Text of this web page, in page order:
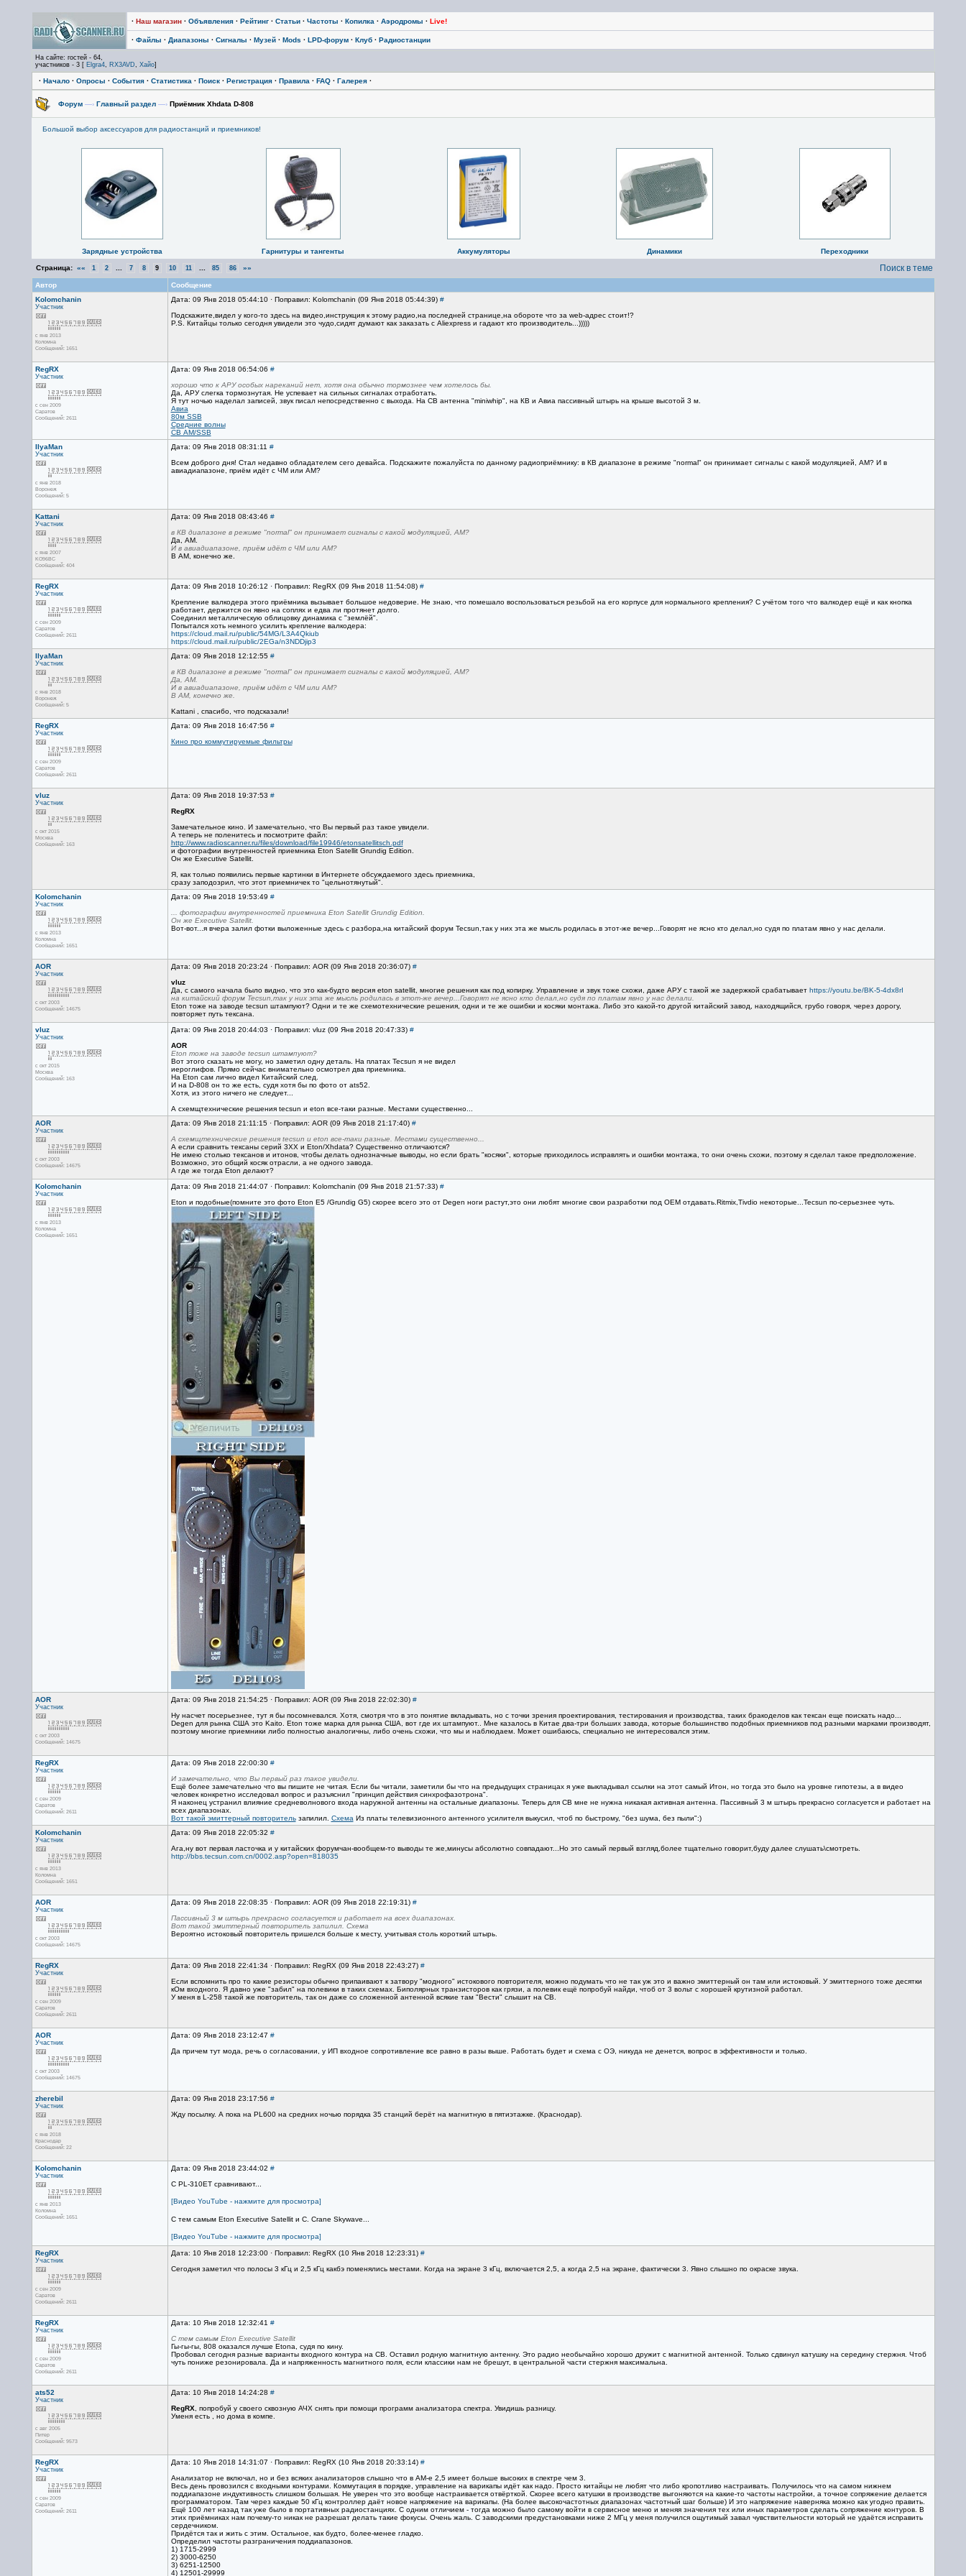
· Наш магазин· Объявления· Рейтинг· Статьи· Частоты · Копилка · Аэродромы · Live!
· Файлы · Диапазоны · Сигналы · Музей· Mods · LPD-форум· Клуб· Радиостанции
На сайте: гостей - 64,
участников - 3 [ Elgra4, RX3AVD, Хайо]
· Начало· Опросы · События· Статистика · Поиск· Регистрация· Правила · FAQ· Галерея·
Форум —› Главный раздел —›Приёмник Xhdata D-808
Большой выбор аксессуаров для радиостанций и приемников!
Зарядные устройства Гарнитуры и тангенты Аккумуляторы Динамики Переходники
Страница: «« 1 2 7 8 9 10 11 85 86 »» Поиск в теме
Автор
Сообщение
Kolomchanin
Участник
с янв 2013
Коломна
Сообщений: 1651
Дата: 09 Янв 2018 05:44:10 · Поправил: Kolomchanin (09 Янв 2018 05:44:39) #
Подскажите,видел у кого-то здесь на видео,инструкция к этому радио,на последней странице,на обороте что за web-адрес стоит!?
P.S. Китайцы только сегодня увидели это чудо,сидят думают как заказать с Aliexpress и гадают кто производитель...)))))
RegRX
Участник
с сен 2009
Саратов
Сообщений: 2611
Дата: 09 Янв 2018 06:54:06 #
хорошо что к АРУ особых нареканий нет, хотя она обычно тормознее чем хотелось бы.
Да, АРУ слегка тормознутая. Не успевает на сильных сигналах отработать.
Я тут ночью наделал записей, звук писал непосредственно с выхода. На СВ антенна "miniwhip", на КВ и Авиа пассивный штырь на крыше высотой 3 м.
Авиа
80м SSB
Средние волны
СВ AM/SSB
IlyaMan
Участник
с янв 2018
Воронеж
Сообщений: 5
Дата: 09 Янв 2018 08:31:11 #
Всем доброго дня! Стал недавно обладателем сего девайса. Подскажите пожалуйста по данному радиоприёмнику: в КВ диапазоне в режиме "normal" он принимает сигналы с какой модуляцией, АМ? И в
авиадиапазоне, приём идёт с ЧМ или АМ?
Kattani
Участник
с янв 2007
KO96BC
Сообщений: 404
Дата: 09 Янв 2018 08:43:46 #
в КВ диапазоне в режиме "normal" он принимает сигналы с какой модуляцией, АМ?
Да, АМ.
И в авиадиапазоне, приём идёт с ЧМ или АМ?
В АМ, конечно же.
RegRX
Участник
с сен 2009
Саратов
Сообщений: 2611
Дата: 09 Янв 2018 10:26:12 · Поправил: RegRX (09 Янв 2018 11:54:08) #
Крепление валкодера этого приёмника вызывает большое недоверие. Не знаю, что помешало воспользоваться резьбой на его корпусе для нормального крепления? С учётом того что валкодер ещё и как кнопка
работает, держится он явно на соплях и едва ли протянет долго.
Соединил металлическую облицовку динамика с "землёй".
Попытался хоть немного усилить крепление валкодера:
https://cloud.mail.ru/public/54MG/L3A4Qkiub
https://cloud.mail.ru/public/2EGa/n3NDDjip3
IlyaMan
Участник
с янв 2018
Воронеж
Сообщений: 5
Дата: 09 Янв 2018 12:12:55 #
в КВ диапазоне в режиме "normal" он принимает сигналы с какой модуляцией, АМ?
Да, АМ.
И в авиадиапазоне, приём идёт с ЧМ или АМ?
В АМ, конечно же.
Kattani , спасибо, что подсказали!
RegRX
Участник
с сен 2009
Саратов
Сообщений: 2611
Дата: 09 Янв 2018 16:47:56 #
Кино про коммутируемые фильтры
vluz
Участник
с окт 2015
Москва
Сообщений: 163
Дата: 09 Янв 2018 19:37:53 #
RegRX
Замечательное кино. И замечательно, что Вы первый раз такое увидели.
А теперь не поленитесь и посмотрите файл:
http://www.radioscanner.ru/files/download/file19946/etonsatellitsch.pdf
и фотографии внутренностей приемника Eton Satellit Grundig Edition.
Он же Executive Satellit.
Я, как только появились первые картинки в Интернете обсуждаемого здесь приемника,
сразу заподозрил, что этот приемничек то "цельнотянутый".
Kolomchanin
Участник
с янв 2013
Коломна
Сообщений: 1651
Дата: 09 Янв 2018 19:53:49 #
... фотографии внутренностей приемника Eton Satellit Grundig Edition.
Он же Executive Satellit.
Вот-вот...я вчера залил фотки выложенные здесь с разбора,на китайский форум Tecsun,так у них эта же мысль родилась в этот-же вечер...Говорят не ясно кто делал,но судя по платам явно у нас делали.
AOR
Участник
с окт 2003
Сообщений: 14675
Дата: 09 Янв 2018 20:23:24 · Поправил: AOR (09 Янв 2018 20:36:07) #
vluz
Да, с самого начала было видно, что это как-будто версия eton satellit, многие решения как под копирку. Управление и звук тоже схожи, даже АРУ с такой же задержкой срабатывает https://youtu.be/BK-5-4dx8rI
на китайский форум Tecsun,так у них эта же мысль родилась в этот-же вечер...Говорят не ясно кто делал,но судя по платам явно у нас делали.
Eton тоже на заводе tecsun штампуют? Одни и те же схемотехнические решения, одни и те же ошибки и косяки монтажа. Либо это какой-то другой китайский завод, находящийся, грубо говоря, через дорогу,
повторяет путь тексана.
vluz
Участник
с окт 2015
Москва
Сообщений: 163
Дата: 09 Янв 2018 20:44:03 · Поправил: vluz (09 Янв 2018 20:47:33) #
AOR
Eton тоже на заводе tecsun штампуют?
Вот этого сказать не могу, но заметил одну деталь. На платах Tecsun я не видел
иероглифов. Прямо сейчас внимательно осмотрел два приемника.
На Eton сам лично видел Китайский след.
И на D-808 он то же есть, судя хотя бы по фото от ats52.
Хотя, из этого ничего не следует...
А схемщтехнические решения tecsun и eton все-таки разные. Местами существенно...
AOR
Участник
с окт 2003
Сообщений: 14675
Дата: 09 Янв 2018 21:11:15 · Поправил: AOR (09 Янв 2018 21:17:40) #
А схемщтехнические решения tecsun и eton все-таки разные. Местами существенно...
А если сравнить тексаны серий 3ХХ и Eton/Xhdata? Существенно отличаются?
Не имею столько тексанов и итонов, чтобы делать однозначные выводы, но если брать "косяки", которые приходилось исправлять и ошибки монтажа, то они очень схожи, поэтому я сделал такое предположение.
Возможно, это общий косяк отрасли, а не одного завода.
А где же тогда Eton делают?
Kolomchanin
Участник
с янв 2013
Коломна
Сообщений: 1651
Дата: 09 Янв 2018 21:44:07 · Поправил: Kolomchanin (09 Янв 2018 21:57:33) #
Eton и подобные(помните это фото Eton E5 /Grundig G5) скорее всего это от Degen ноги растут,это они любят многие свои разработки под ОЕМ отдавать.Ritmix,Tivdio некоторые...Tecsun по-серьезнее чуть.
AOR
Участник
с окт 2003
Сообщений: 14675
Дата: 09 Янв 2018 21:54:25 · Поправил: AOR (09 Янв 2018 22:02:30) #
Ну насчет посерьезнее, тут я бы посомневался. Хотя, смотря что в это понятие вкладывать, но с точки зрения проектирования, тестирования и производства, таких бракоделов как тексан еще поискать надо...
Degen для рынка США это Kaito. Eton тоже марка для рынка США, вот где их штампуют.. Мне казалось в Китае два-три больших завода, которые большинство подобных приемников под разными марками производят,
поэтому многие приемники либо полностью аналогичны, либо очень схожи, что мы и наблюдаем. Может ошибаюсь, специально не интересовался этим.
RegRX
Участник
с сен 2009
Саратов
Сообщений: 2611
Дата: 09 Янв 2018 22:00:30 #
И замечательно, что Вы первый раз такое увидели.
Ещё более замечательно что вы пишите не читая. Если бы читали, заметили бы что на предыдущих страницах я уже выкладывал ссылки на этот самый Итон, но тогда это было на уровне гипотезы, а в видео
человек конкретно исследовал вопрос и разъяснил "принцип действия синхрофазотрона".
Я наконец устранил влияние средневолнового входа наружной антенны на остальные диапазоны. Теперь для СВ мне не нужна никакая активная антенна. Пассивный 3 м штырь прекрасно согласуется и работает на
всех диапазонах.
Вот такой эмиттерный повторительзапилил. Схема Из платы телевизионного антенного усилителя выкусил, чтоб по быстрому, "без шума, без пыли":)
Kolomchanin
Участник
с янв 2013
Коломна
Сообщений: 1651
Дата: 09 Янв 2018 22:05:32 #
Ага,ну вот первая ласточка и у китайских форумчан-вообщем-то выводы те же,минусы абсолютно совпадают...Но это самый первый взгляд,более тщательно говорит,буду далее слушать\смотреть.
http://bbs.tecsun.com.cn/0002.asp?open=818035
AOR
Участник
с окт 2003
Сообщений: 14675
Дата: 09 Янв 2018 22:08:35 · Поправил: AOR (09 Янв 2018 22:19:31) #
Пассивный 3 м штырь прекрасно согласуется и работает на всех диапазонах.
Вот такой эмиттерный повторитель запилил. Схема
Вероятно истоковый повторитель пришелся больше к месту, учитывая столь короткий штырь.
RegRX
Участник
с сен 2009
Саратов
Сообщений: 2611
Дата: 09 Янв 2018 22:41:34 · Поправил: RegRX (09 Янв 2018 22:43:27) #
Если вспомнить про то какие резисторы обычно припаивают к затвору "модного" истокового повторителя, можно подумать что не так уж это и важно эмиттерный он там или истоковый. У эмиттерного тоже десятки
кОм входного. Я давно уже "забил" на полевики в таких схемах. Биполярных транзисторов как грязи, а полевик ещё попробуй найди, чтоб от 3 вольт с хорошей крутизной работал.
У меня в L-258 такой же повторитель, так он даже со сложенной антенной всякие там "Вести" слышит на СВ.
AOR
Участник
с окт 2003
Сообщений: 14675
Дата: 09 Янв 2018 23:12:47 #
Да причем тут мода, речь о согласовании, у ИП входное сопротивление все равно в разы выше. Работать будет и схема с ОЭ, никуда не денется, вопрос в эффективности и только.
zherebil
Участник
с янв 2018
Краснодар
Сообщений: 22
Дата: 09 Янв 2018 23:17:56 #
Жду посылку. А пока на PL600 на средних ночью порядка 35 станций берёт на магнитную в пятиэтажке. (Краснодар).
Kolomchanin
Участник
с янв 2013
Коломна
Сообщений: 1651
Дата: 09 Янв 2018 23:44:02 #
С PL-310ET сравнивают...
[Видео YouTube - нажмите для просмотра]
С тем самым Eton Executive Satellit и C. Crane Skywave...
[Видео YouTube - нажмите для просмотра]
RegRX
Участник
с сен 2009
Саратов
Сообщений: 2611
Дата: 10 Янв 2018 12:23:00 · Поправил: RegRX (10 Янв 2018 12:23:31) #
Сегодня заметил что полосы 3 кГц и 2,5 кГц какбэ поменялись местами. Когда на экране 3 кГц, включается 2,5, а когда 2,5 на экране, фактически 3. Явно слышно по окраске звука.
RegRX
Участник
с сен 2009
Саратов
Сообщений: 2611
Дата: 10 Янв 2018 12:32:41 #
С тем самым Eton Executive Satellit
Гы-гы-гы, 808 оказался лучше Etonа, судя по кину.
Пробовал сегодня разные варианты входного контура на СВ. Оставил родную магнитную антенну. Это радио необычайно хорошо дружит с магнитной антенной. Только сдвинул катушку на середину стержня. Чтоб
чуть пониже резонировала. Да и напряженность магнитного поля, если классики нам не брешут, в центральной части стержня максимальна.
ats52
Участник
с авг 2005
Питер
Сообщений: 9573
Дата: 10 Янв 2018 14:24:28 #
RegRX, попробуй у своего сквозную АЧХ снять при помощи программ анализатора спектра. Увидишь разницу.
Уменя есть , но дома в компе.
RegRX
Участник
с сен 2009
Саратов
Сообщений: 2611
Дата: 10 Янв 2018 14:31:07 · Поправил: RegRX (10 Янв 2018 20:33:14) #
Анализатор не включал, но и без всяких анализаторов слышно что в АМ-е 2,5 имеет больше высоких в спектре чем 3.
Весь день провозился с входными контурами. Коммутация в порядке, управление на варикапы идёт как надо. Просто китайцы не любят что либо кропотливо настраивать. Получилось что на самом нижнем
поддиапазоне индуктивность слишком большая. Не уверен что это вообще настраивается отвёрткой. Скорее всего катушки в производстве выгоняются на какие-то частоты настройки, а точное сопряжение делается
программатором. Там через каждые 50 кГц контроллер даёт новое напряжение на варикапы. (На более высокочастотных диапазонах частотный шаг больше) И это напряжение наверняка можно как угодно править.
Ещё 100 лет назад так уже было в портативных радиостанциях. С одним отличием - тогда можно было самому войти в сервисное меню и меняя значения тех или иных параметров сделать сопряжение контуров. В
этих приёмниках нам почему-то никак не разрешат делать такие фокусы. Очень жаль. С заводскими предустановками ниже 2 МГц у меня получился ощутимый завал чувствительности который не удаётся исправить
сердечником.
Придётся так и жить с этим. Остальное, как будто, более-менее гладко.
Определил частоты разграничения поддиапазонов.
1) 1715-2999
2) 3000-6250
3) 6251-12500
4) 12501-29999